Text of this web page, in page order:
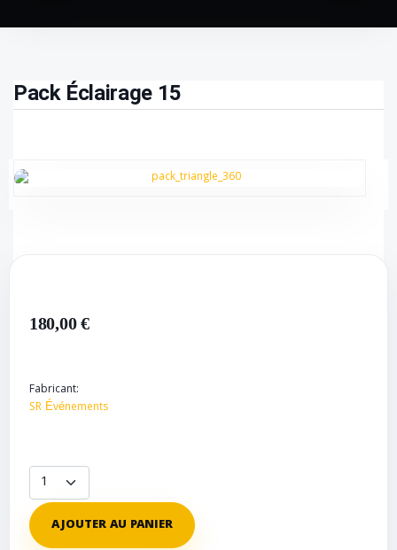
Pack Éclairage 15
180,00 €
Fabricant:
SR Événements
AJOUTER AU PANIER